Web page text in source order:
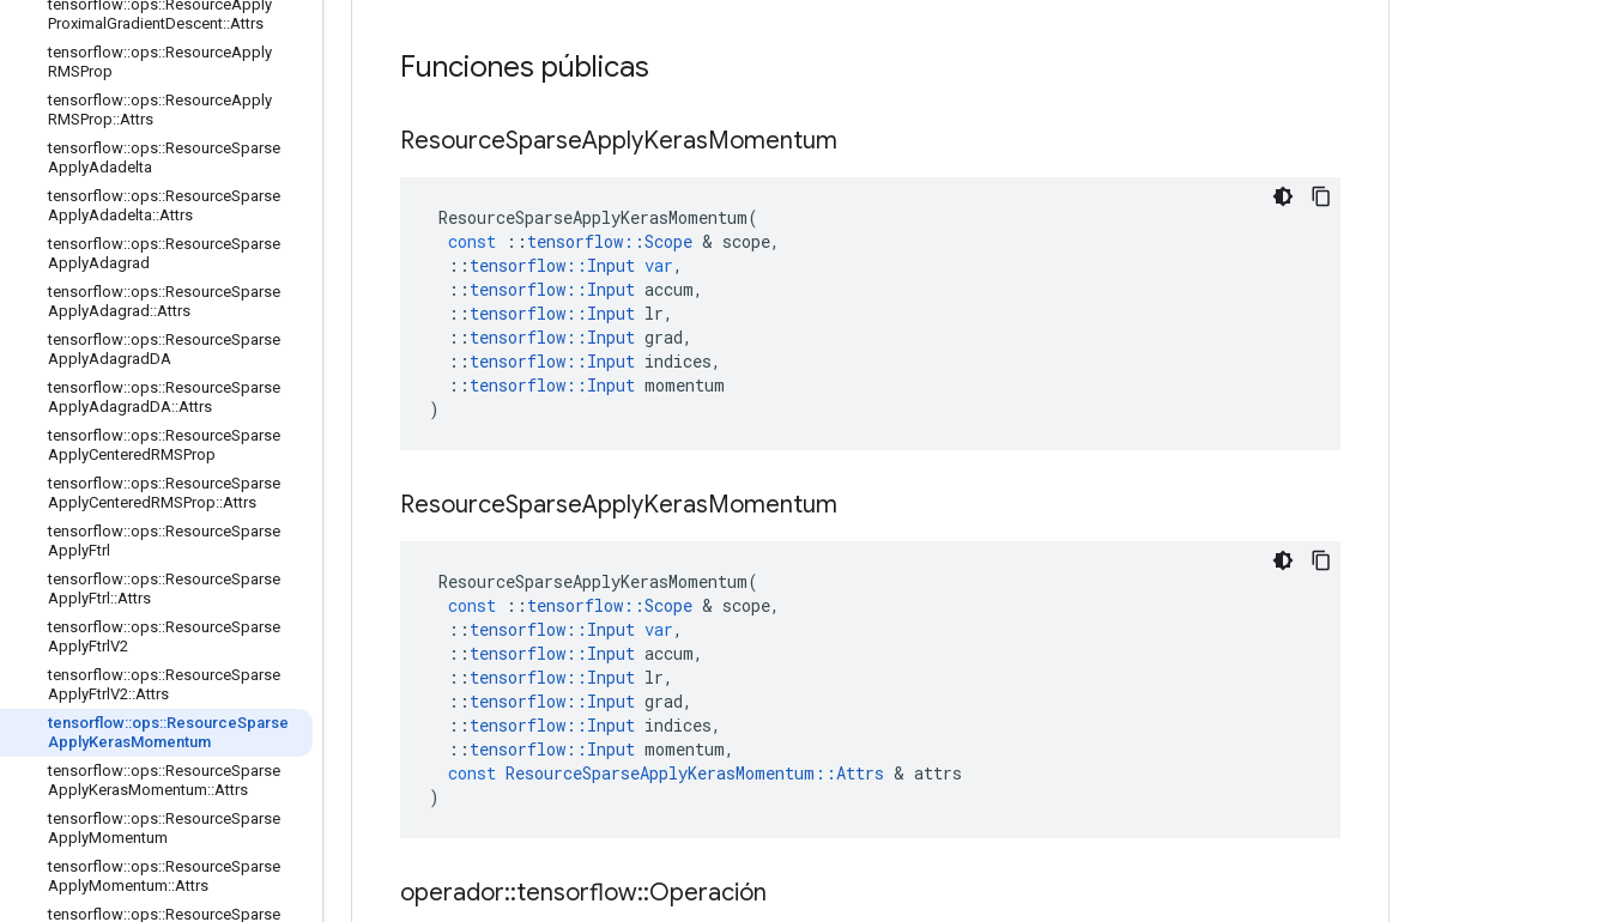
tensorflow::ops::ResourceApply
Proximal GradientDescent::Attrs
tensorflow::ops::ResourceApply
RMSProp
tensorflow::ops::ResourceApply
RMSProp::Attrs
tensorflow::ops::ResourceSparse
ApplyAdadelta
tensorflow::ops::ResourceSparse
ApplyAdadelta::Attrs
tensorflow::ops::ResourceSparse
ApplyAdagrad
tensorflow::ops::ResourceSparse
ApplyAdagrad ::Attrs
tensorflow::ops::ResourceSparse
ApplyAdagradDA
tensorflow::ops::ResourceSparse
ApplyAdagradDA::Attrs
tensorflow::ops::ResourceSparse
ApplyCenteredRMSProp
tensorflow::ops::ResourceSparse
ApplyCenteredRMSProp::Attrs
tensorflow::ops::ResourceSparse
ApplyFtrl
tensorflow::ops::ResourceSparse
ApplyFtrl ::Attrs
tensorflow::ops::ResourceSparse
ApplyFtrlV2
tensorflow::ops::ResourceSparse
ApplyFtrlV2::Attrs
tensorflow::ops::ResourceSparse
ApplyKerasMomentum
tensorflow::ops::ResourceSparse
ApplyKerasMomentum::Attrs
tensorflow::ops::ResourceSparse
ApplyMomentum
tensorflow::ops::ResourceSparse
ApplyMomentum::Attrs
tensorflow::ops::ResourceSparse
Funciones públicas
ResourceSparseApplyKerasMomentum
ResourceSparseApplyKerasMomentum(
const
:: tensorflow ::Scope & scope,
:: tensorflow :: Input var,
:: tensorflow :: Input accum,
:: tensorflow :: Input lr,
:: tensorflow :: Input grad,
:: tensorflow :: Input indices,
:: tensorflow :: Input momentum
)
ResourceSparseApplyKerasMomentum
ResourceSparseApplyKerasMomentum(
const
:: tensorflow ::Scope & scope,
:: tensorflow :: Input var,
:: tensorflow :: Input accum,
:: tensorflow :: Input lr,
:: tensorflow :: Input grad,
:: tensorflow :: Input indices,
:: tensorflow :: Input momentum,
const ResourceSparseApplyKerasMomentum ::Attrs & attrs
)
operador::tensorflow::Operación